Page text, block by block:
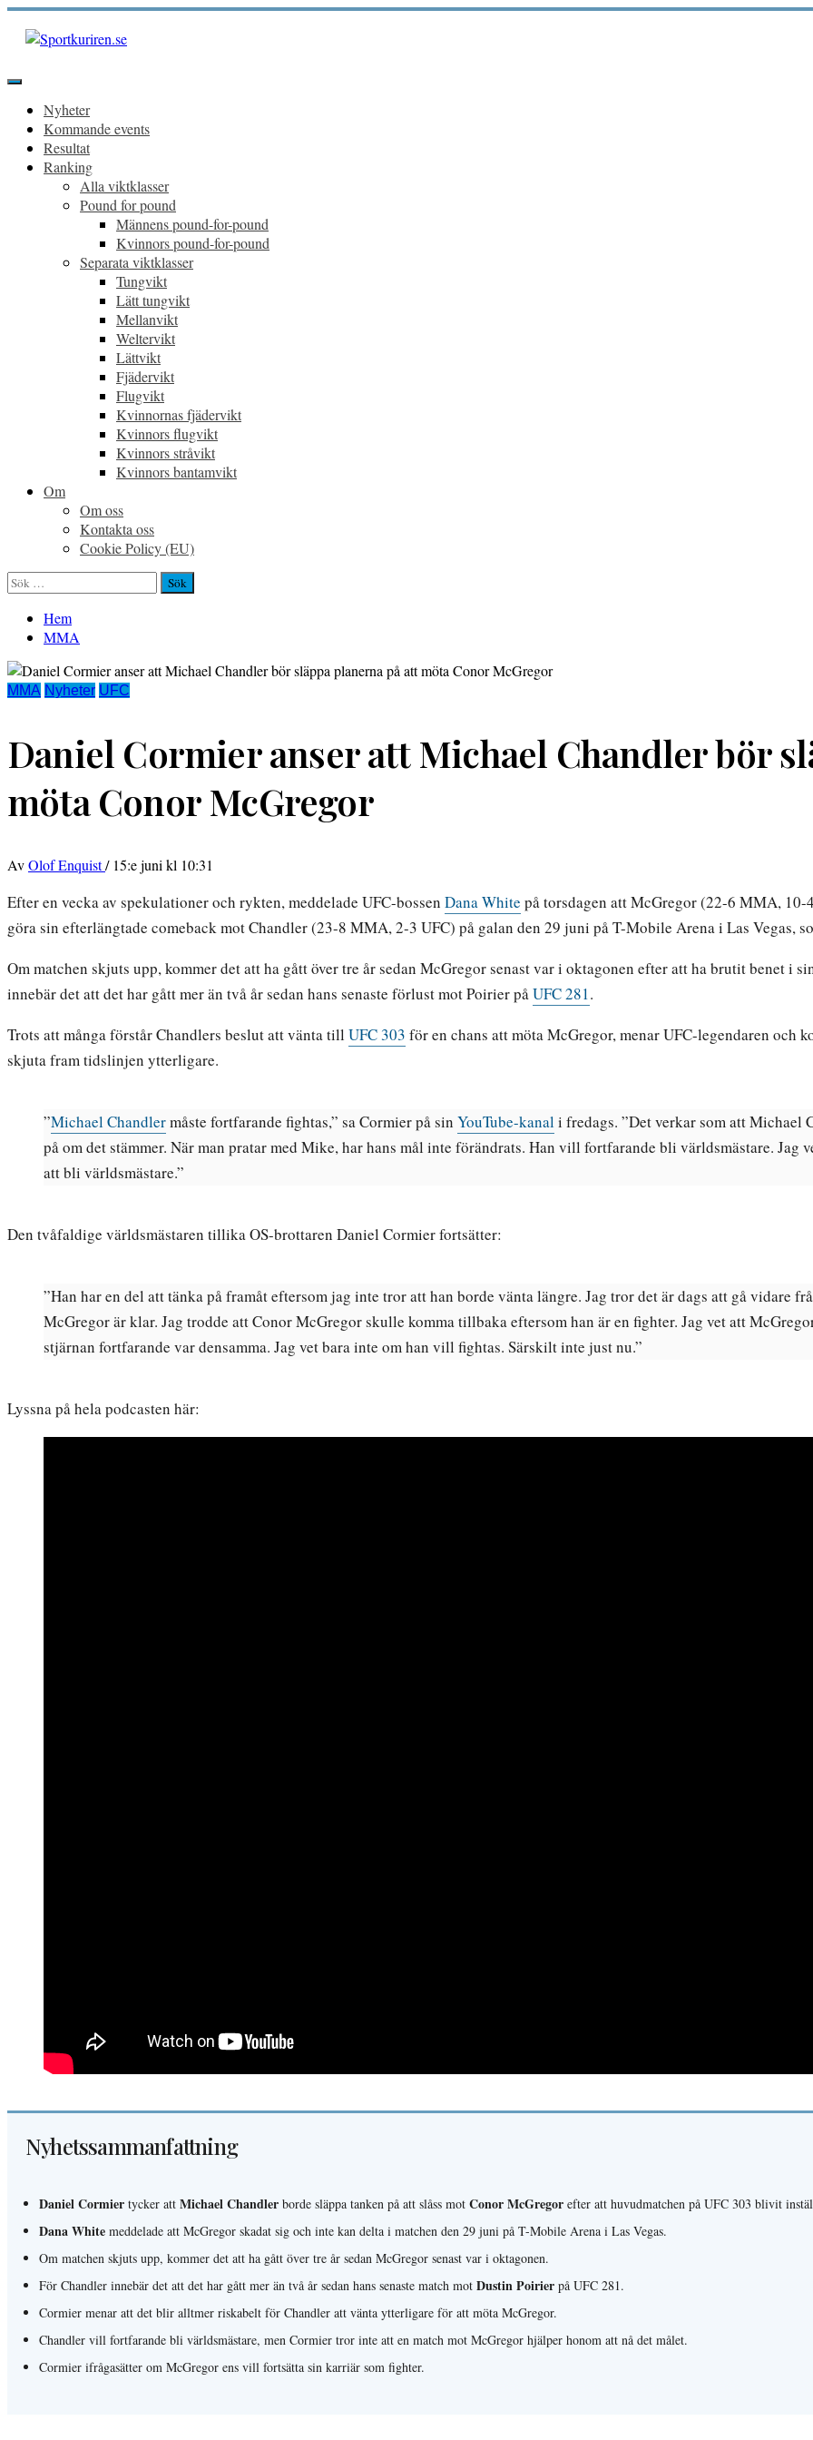
Hoppa
innehåll
Primär
Nyheter
Kommande events
Resultat
Ranking
Alla viktklasser
Pound for pound
Männens pound-for-pound
Kvinnors pound-for-pound
Separata viktklasser
Tungvikt
Lätt tungvikt
Mellanvikt
Weltervikt
Lättvikt
Fjädervikt
Flugvikt
Kvinnornas fjädervikt
Kvinnors flugvikt
Kvinnors stråvikt
Kvinnors bantamvikt
Om
Om oss
Kontakta oss
Cookie Policy (EU)
Sök
efter:
Hem
MMA
MMA Nyheter UFC
Daniel Cormier anser att Michael Chandler bör
möta Conor McGregor
AvOlof Enquist/ 15:e juni kl 10:31
Efter en vecka av spekulationer och rykten, meddelade UFC-bossen Dana White på torsdagen att McGregor (22-6 MMA,
göra sin efterlängtade comeback mot Chandler (23-8 MMA, 2-3 UFC) på galan den 29 juni på T-Mobile Arena i Las Vegas,
Om matchen skjuts upp, kommer det att ha gått över tre år sedan McGregor senast var i oktagonen efter att ha brutit benet i
innebär det att det har gått mer än två år sedan hans senaste förlust mot Poirier påUFC 281.
Trots att många förstår Chandlers beslut att vänta till UFC 303 för en chans att möta McGregor, menar UFC-legendaren och
skjuta fram tidslinjen ytterligare.
”Michael Chandlermåste fortfarande fightas,” sa Cormier på sin YouTube-kanali fredags. ”Det verkar som att Michael
på om det stämmer. När man pratar med Mike, har hans mål inte förändrats. Han vill fortfarande bli världsmästare. Jag
att bli världsmästare.”
Den tvåfaldige världsmästaren tillika OS-brottaren Daniel Cormier fortsätter:
”Han har en del att tänka på framåt eftersom jag inte tror att han borde vänta längre. Jag tror det är dags att gå vidare
McGregor är klar. Jag trodde att Conor McGregor skulle komma tillbaka eftersom han är en fighter. Jag vet att
stjärnan fortfarande var densamma. Jag vet bara inte om han vill fightas. Särskilt inte just nu.”
Lyssna på hela podcasten här:
Nyhetssammanfattning
Daniel Cormier tycker att Michael Chandler borde släppa tanken på att slåss mot Conor McGregor efter att huvudmatchen på UFC 303 blivit
Dana White meddelade att McGregor skadat sig och inte kan delta i matchen den 29 juni på T-Mobile Arena i Las Vegas.
Om matchen skjuts upp, kommer det att ha gått över tre år sedan McGregor senast var i oktagonen.
För Chandler innebär det att det har gått mer än två år sedan hans senaste match mot Dustin Poirier på UFC 281.
Cormier menar att det blir alltmer riskabelt för Chandler att vänta ytterligare för att möta McGregor.
Chandler vill fortfarande bli världsmästare, men Cormier tror inte att en match mot McGregor hjälper honom att nå det målet.
Cormier ifrågasätter om McGregor ens vill fortsätta sin karriär som fighter.